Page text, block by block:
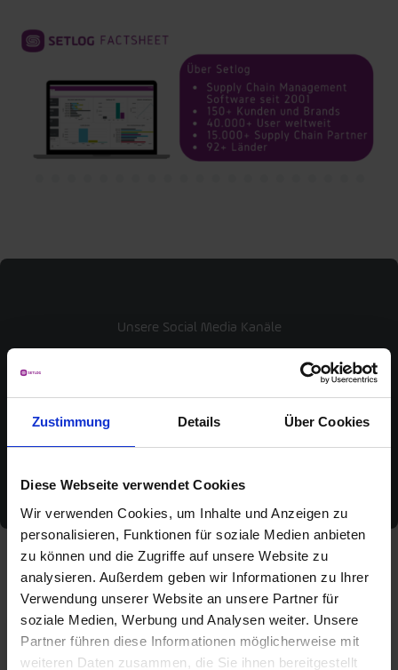
Zustimmung Details Über Cookies
Diese Webseite verwendet Cookies
Wir verwenden Cookies, um Inhalte und Anzeigen zu
personalisieren, Funktionen für soziale Medien anbieten
zu können und die Zugriffe auf unsere Website zu
analysieren. Außerdem geben wir Informationen zu Ihrer
Verwendung unserer Website an unsere Partner für
soziale Medien, Werbung und Analysen weiter. Unsere
Partner führen diese Informationen möglicherweise mit
weiteren Daten zusammen, die Sie ihnen bereitgestellt
Unsere Social Media Kanäle